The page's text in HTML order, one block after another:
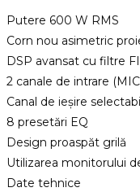
Putere 600 W RMS
Corn nou asimetric
DSP avansat cu filtre
2 canale de intrare
Canal de ieșire
8 presetări EQ
Design proaspăt grilă
Utilizarea monitorului
Date tehnice